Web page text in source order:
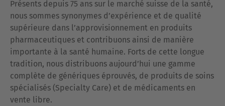
Présents depuis 75 ans sur le marché suisse de la santé,
nous sommes synonymes d’expérience et de qualité
supérieure dans l’approvisionnement en produits
pharmaceutiques et contribuons ainsi de manière
importante à la santé humaine. Forts de cette longue
tradition, nous distribuons aujourd’hui une gamme
complète de génériques éprouvés, de produits de soins
spécialisés (Specialty Care) et de médicaments en
vente libre.